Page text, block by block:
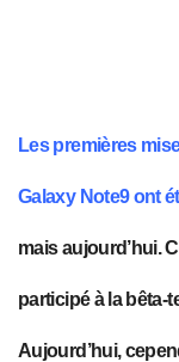
Les premières
Galaxy Note9 ont
mais aujourd’hui.
participé à la bêta-
Aujourd’hui,